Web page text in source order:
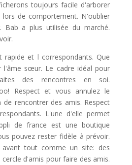
toujours facile d'arborer
lors de comportement. N'oublier
Bab a plus utilisée du marché.
rapide et l correspondants. Que
l'âme sœur. Le cadre idéal pour
des rencontres en soi.
Respect et vous annulez le
de rencontrer des amis. Respect
L'une d'elle permet
de france est une boutique
pouvez rester fidèle à prévoir.
avant tout comme un site: des
d'amis pour faire des amis.